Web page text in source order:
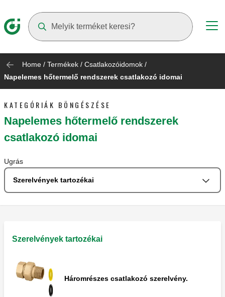
Home / Termékek / Csatlakozóidomok /
Napelemes hőtermelő rendszerek csatlakozó idomai
KATEGÓRIÁK BÖNGÉSZÉSE
Napelemes hőtermelő rendszerek
csatlakozó idomai
Ugrás
Szerelvények tartozékai
Szerelvények tartozékai
Háromrészes csatlakozó szerelvény.